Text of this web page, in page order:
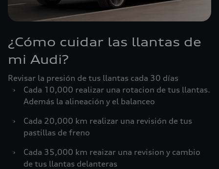
¿Cómo cuidar las llantas de
mi Audi?
Revisar la presión de tus llantas cada 30 días
›
Cada 10,000 realizar una rotacion de tus llantas.
Además la alineación y el balanceo
›
Cada 20,000 km realizar una revisión de tus
pastillas de freno
›
Cada 35,000 km reaizar una revision y cambio
de tus llantas delanteras